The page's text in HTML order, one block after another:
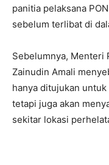
panitia pelaksana
sebelum terlibat di
Sebelumnya, Menteri
Zainudin Amali
hanya ditujukan
tetapi juga akan
sekitar lokasi